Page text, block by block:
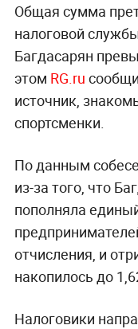
Общая сумма
налоговой
Багдасарян
этом RG.ru
источник,
спортсменки.
По данным
из-за того, что
пополняла
отчисления, и
накопилось до
Налоговики